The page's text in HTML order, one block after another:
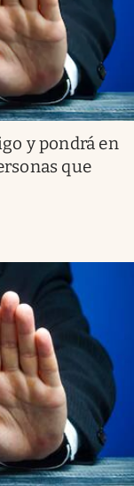
y pondrá en
que